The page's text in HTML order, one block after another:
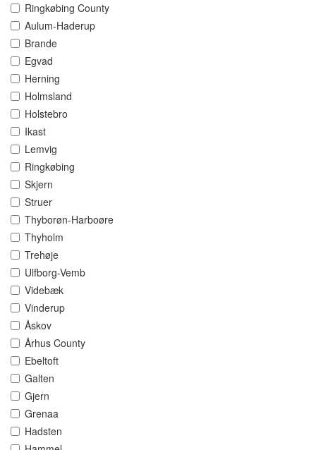
Ringkøbing County
Aulum-Haderup
Brande
Egvad
Herning
Holmsland
Holstebro
Ikast
Lemvig
Ringkøbing
Skjern
Struer
Thyborøn-Harboøre
Thyholm
Trehøje
Ulfborg-Vemb
Videbæk
Vinderup
Åskov
Århus County
Ebeltoft
Galten
Gjern
Grenaa
Hadsten